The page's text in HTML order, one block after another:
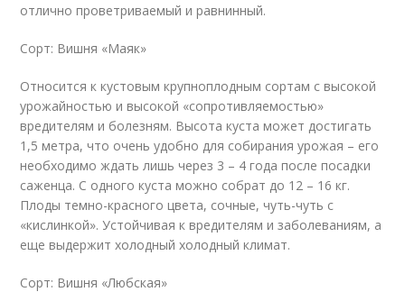
отлично проветриваемый и равнинный.
Сорт: Вишня «Маяк»
Относится к кустовым крупноплодным сортам с высокой
урожайностью и высокой «сопротивляемостью»
вредителям и болезням. Высота куста может достигать
1,5 метра, что очень удобно для собирания урожая – его
необходимо ждать лишь через 3 – 4 года после посадки
саженца. С одного куста можно собрат до 12 – 16 кг.
Плоды темно-красного цвета, сочные, чуть-чуть с
«кислинкой». Устойчивая к вредителям и заболеваниям, а
еще выдержит холодный холодный климат.
Сорт: Вишня «Любская»